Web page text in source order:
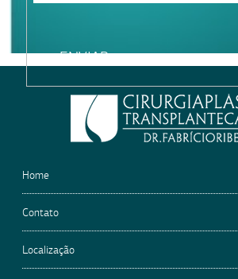
leave
Home
Contato
Localização